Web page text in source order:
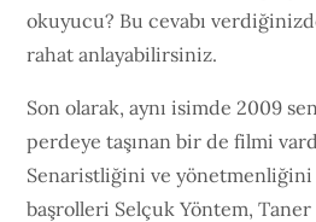
okuyucu? Bu cevabı
rahat anlayabilirsiniz.
Son olarak, aynı isimde 2009
perdeye taşınan bir de filmi
Senaristliğini ve yönetmenliğini
başrolleri Selçuk Yöntem,